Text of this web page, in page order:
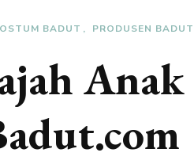
BADUT PRODUSEN BADUT